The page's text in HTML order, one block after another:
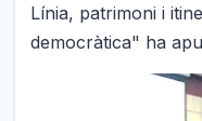
Línia, patrimoni i
democràtica" ha